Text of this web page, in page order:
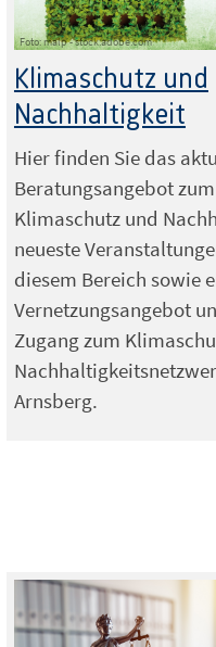
Foto: malp - stock.adobe.com
Klimaschutz und
Nachhaltigkeit
Hier finden Sie das
Beratungsangebot
Klimaschutz und
neueste
diesem Bereich sowie
Vernetzungsangebot
Zugang zum
Arnsberg.